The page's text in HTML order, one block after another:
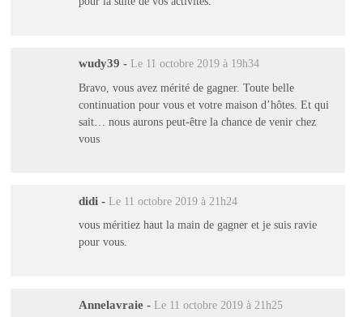
wudy39 - Le 11 octobre 2019 à 19h34
Bravo, vous avez mérité de gagner. Toute belle
continuation pour vous et votre maison d’hôtes. Et qui
sait… nous aurons peut-être la chance de venir chez
vous
didi - Le 11 octobre 2019 à 21h24
vous méritiez haut la main de gagner et je suis ravie
pour vous.
Annelavraie - Le 11 octobre 2019 à 21h25